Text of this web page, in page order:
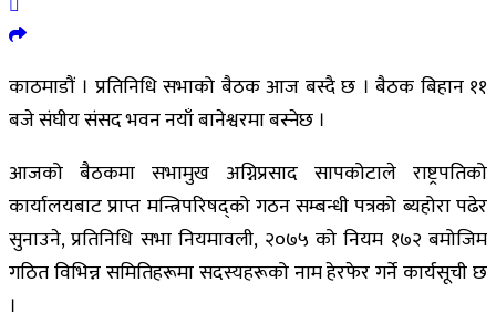
काठमाडौं । प्रतिनिधि सभाको बैठक आज बस्दै छ । बैठक बिहान ११
बजे संघीय संसद भवन नयाँ बानेश्वरमा बस्नेछ ।
आजको बैठकमा सभामुख अग्निप्रसाद सापकोटाले राष्ट्रपतिको
कार्यालयबाट प्राप्त मन्त्रिपरिषद्को गठन सम्बन्धी पत्रको ब्यहोरा पढेर
सुनाउने, प्रतिनिधि सभा नियमावली, २०७५ को नियम १७२ बमोजिम
गठित विभिन्न समितिहरूमा सदस्यहरूको नाम हेरफेर गर्ने कार्यसूची छ
।